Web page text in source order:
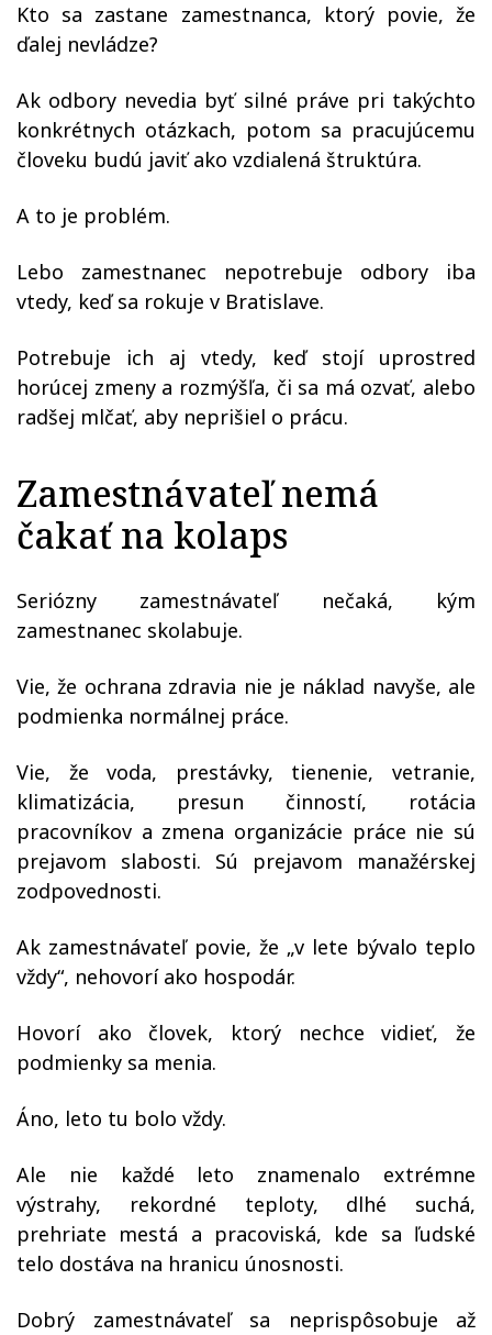
Kto sa zastane zamestnanca, ktorý povie, že
ďalej nevládze?
Ak odbory nevedia byť silné práve pri takýchto
konkrétnych otázkach, potom sa pracujúcemu
človeku budú javiť ako vzdialená štruktúra.
A to je problém.
Lebo zamestnanec nepotrebuje odbory iba
vtedy, keď sa rokuje v Bratislave.
Potrebuje ich aj vtedy, keď stojí uprostred
horúcej zmeny a rozmýšľa, či sa má ozvať, alebo
radšej mlčať, aby neprišiel o prácu.
Zamestnávateľ nemá
čakať na kolaps
Seriózny zamestnávateľ nečaká, kým
zamestnanec skolabuje.
Vie, že ochrana zdravia nie je náklad navyše, ale
podmienka normálnej práce.
Vie, že voda, prestávky, tienenie, vetranie,
klimatizácia, presun činností, rotácia
pracovníkov a zmena organizácie práce nie sú
prejavom slabosti. Sú prejavom manažérskej
zodpovednosti.
Ak zamestnávateľ povie, že „v lete bývalo teplo
vždy“, nehovorí ako hospodár.
Hovorí ako človek, ktorý nechce vidieť, že
podmienky sa menia.
Áno, leto tu bolo vždy.
Ale nie každé leto znamenalo extrémne
výstrahy, rekordné teploty, dlhé suchá,
prehriate mestá a pracoviská, kde sa ľudské
telo dostáva na hranicu únosnosti.
Dobrý zamestnávateľ sa neprispôsobuje až